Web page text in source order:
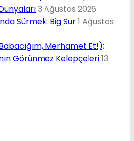
3 Ağustos 2026
Sürmek: Big Sur1 Ağustos
Merhamet Et!);
Görünmez Kelepçeleri13